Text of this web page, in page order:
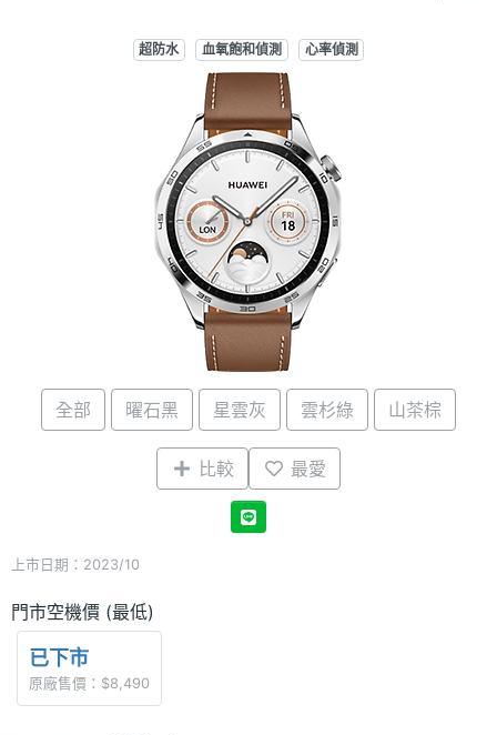
超防水 血氧飽和偵測 心率偵測
全部 曜石黑 星雲灰 雲杉綠 山茶棕
比較 最愛
上市日期：2023/10
門市空機價 (最低)
已下市
原廠售價：$8,490